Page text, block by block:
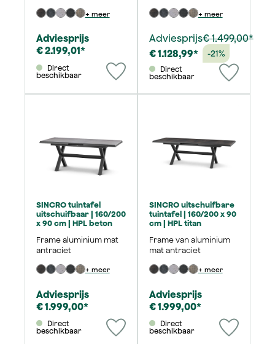
+ meer
Adviesprijs
€ 2.199,01*
beschikbaar
+ meer
Adviesprijs€ 1.499,00*
€ 1.128,99*
-21%
beschikbaar
SINCRO tuintafel
uitschuifbaar | 160/200
x 90 cm | HPL beton
Frame aluminium mat
antraciet
+ meer
Adviesprijs
€ 1.999,00*
beschikbaar
SINCRO uitschuifbare
tuintafel | 160/200 x 90
cm | HPL titan
Frame van aluminium
mat antraciet
+ meer
Adviesprijs
€ 1.999,00*
beschikbaar